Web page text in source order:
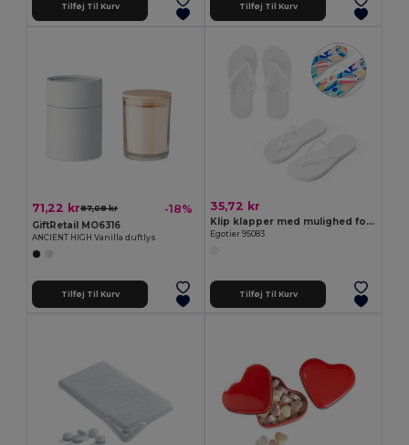
Tilføj Til Kurv Tilføj Til Kurv
71,22 kr87,08 kr -18%
GiftRetail MO6316
ANCIENT HIGH Vanilla duftlys
Tilføj Til Kurv
35,72 kr
Klip klapper med mulighed for fuldt tilpasset sublimationprint på sålerne
Egotier 95083
Tilføj Til Kurv